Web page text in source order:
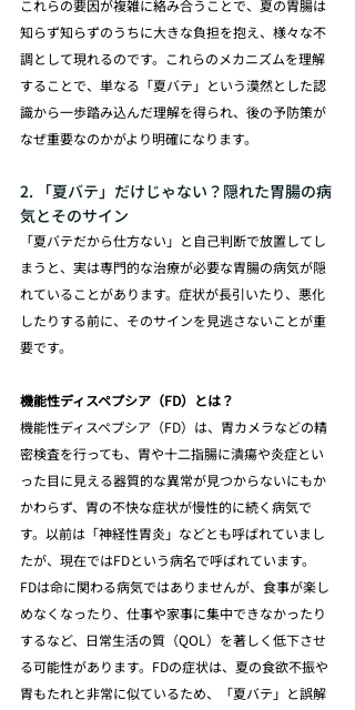
これらの要因が複雑に絡み合うことで、夏の胃腸は
知らず知らずのうちに大きな負担を抱え、様々な不
調として現れるのです。これらのメカニズムを理解
することで、単なる「夏バテ」という漠然とした認
識から一歩踏み込んだ理解を得られ、後の予防策が
なぜ重要なのかがより明確になります。
2. 「夏バテ」だけじゃない？隠れた胃腸の病
気とそのサイン
「夏バテだから仕方ない」と自己判断で放置してし
まうと、実は専門的な治療が必要な胃腸の病気が隠
れていることがあります。症状が長引いたり、悪化
したりする前に、そのサインを見逃さないことが重
要です。
機能性ディスペプシア（FD）とは？
機能性ディスペプシア（FD）は、胃カメラなどの精
密検査を行っても、胃や十二指腸に潰瘍や炎症とい
った目に見える器質的な異常が見つからないにもか
かわらず、胃の不快な症状が慢性的に続く病気で
す。以前は「神経性胃炎」などとも呼ばれていまし
たが、現在ではFDという病名で呼ばれています。
FDは命に関わる病気ではありませんが、食事が楽し
めなくなったり、仕事や家事に集中できなかったり
するなど、日常生活の質（QOL）を著しく低下させ
る可能性があります。FDの症状は、夏の食欲不振や
胃もたれと非常に似ているため、「夏バテ」と誤解